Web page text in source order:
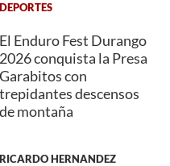
DEPORTES
El Enduro Fest Durango
2026 conquista la Presa
Garabitos con
trepidantes descensos
de montaña
RICARDO HERNANDEZ